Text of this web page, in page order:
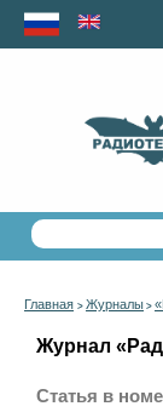
Главная > Журналы >
Журнал
Статья в